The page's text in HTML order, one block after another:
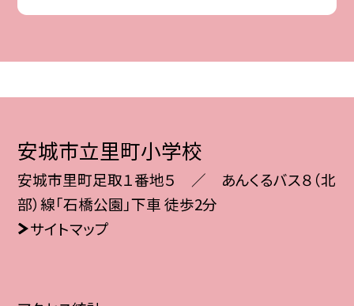
安城市立里町小学校
安城市里町足取１番地５ ／ あんくるバス８（北
部）線「石橋公園」下車 徒歩2分
サイトマップ